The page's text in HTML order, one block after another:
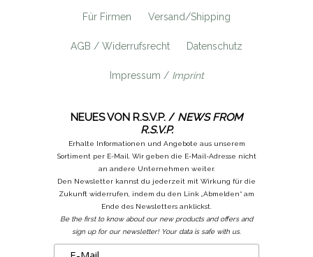
Für Firmen Versand/Shipping
AGB / Widerrufsrecht Datenschutz
Impressum / Imprint
NEUES VON R.S.V.P. / NEWS FROM
R.S.V.P.
Erhalte Informationen und Angebote aus unserem
Sortiment per E-Mail. Wir geben die E-Mail-Adresse nicht
an andere Unternehmen weiter.
Den Newsletter kannst du jederzeit mit Wirkung für die
Zukunft widerrufen, indem du den Link „Abmelden“ am
Ende des Newsletters anklickst.
Be the first to know about our new products and offers and
sign up for our newsletter! Your data is safe with us.